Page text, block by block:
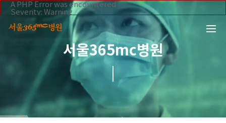
A PHP Error was encountered
Severity: Warning
Message: Invalid argument supplied for foreach()
Filename: _inc/header_body.php
Line Number: 108
/home/suction/public_html/application/views/mobile/
Line: 108
Function: _error_handler
/home/suction/public_html/application/views/mobile/
Line: 295
Function: include
File:
/home/suction/public_html/application/core/
본문 바로가기
서울365mc병원